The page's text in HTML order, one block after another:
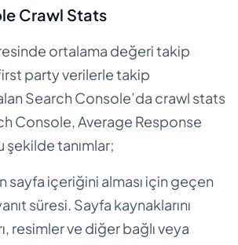
Crawl Stats
ortalama değeri takip
party verilerle takip
Search Console’da crawl stats
Console, Average Response
şekilde tanımlar;
sayfa içeriğini alması için geçen
süresi. Sayfa kaynaklarını
resimler ve diğer bağlı veya